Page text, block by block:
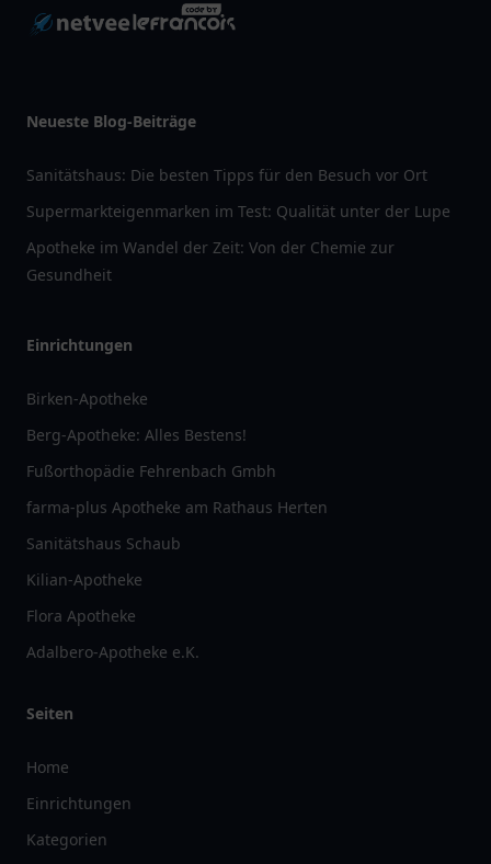
Neueste Blog-Beiträge
Sanitätshaus: Die besten Tipps für den Besuch vor Ort
Supermarkteigenmarken im Test: Qualität unter der Lupe
Apotheke im Wandel der Zeit: Von der Chemie zur
Gesundheit
Einrichtungen
Birken-Apotheke
Berg-Apotheke: Alles Bestens!
Fußorthopädie Fehrenbach Gmbh
farma-plus Apotheke am Rathaus Herten
Sanitätshaus Schaub
Kilian-Apotheke
Flora Apotheke
Adalbero-Apotheke e.K.
Seiten
Home
Einrichtungen
Kategorien